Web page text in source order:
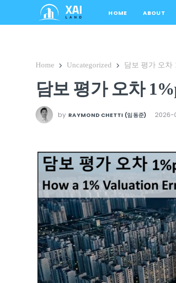
HOME ABOUT
Home Uncategorized 담보 평가 오차
담보 평가 오차
by RAYMOND CHETTI (임동준) 2026-